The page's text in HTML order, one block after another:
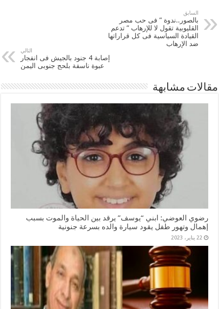
السابق
بالصور..ندوة ” فى حب مصر
القليوبية تقول لا للإرهاب ” تدعم
القيادة السياسية فى كل قراراتها
ضد الإرهاب
التالي
إصابة 4 جنود بالجيش فى انفجار
عبوة ناسفة بلحج جنوبى اليمن
مقالات مشابهة
رضوي العوضي: ابني “يوسف” يرقد بين الحياة والموت بسبب
إهمال وتهور طفل يقود سيارة والده بسرعة جنونية
22 يناير، 2023